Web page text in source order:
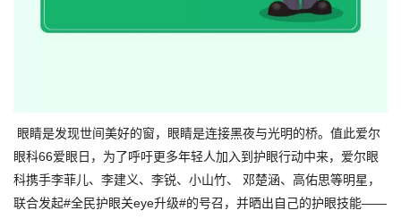
眼睛是发现世间美好的窗，眼睛是连接黑夜与光明的桥。值此爱尔
眼科66爱眼日，为了呼吁更多年轻人加入到护眼行动中来，爱尔眼
科携手李菲儿、李建义、李锐、小山竹、 邓楚涵、高佑思等明星，
联合发起#全民护眼关eye升级#的号召，并晒出自己的护眼技能——